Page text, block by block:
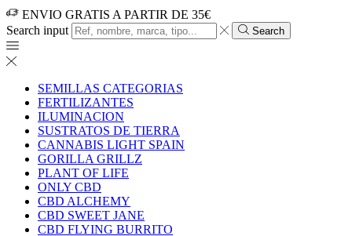
ENVIO GRATIS A PARTIR DE 35€
Search input
Search
SEMILLAS CATEGORIAS
FERTILIZANTES
ILUMINACION
SUSTRATOS DE TIERRA
CANNABIS LIGHT SPAIN
GORILLA GRILLZ
PLANT OF LIFE
ONLY CBD
CBD ALCHEMY
CBD SWEET JANE
CBD FLYING BURRITO